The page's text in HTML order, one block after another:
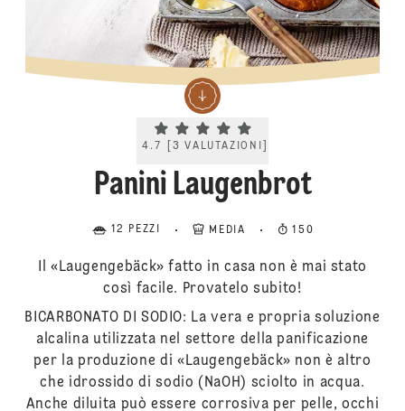
Current rating 4.7. Click to rate.
4.7 3 VALUTAZIONI
Panini Laugenbrot
12 PEZZI MEDIA 150
Il «Laugengebäck» fatto in casa non è mai stato
così facile. Provatelo subito!
BICARBONATO DI SODIO: La vera e propria soluzione
alcalina utilizzata nel settore della panificazione
per la produzione di «Laugengebäck» non è altro
che idrossido di sodio (NaOH) sciolto in acqua.
Anche diluita può essere corrosiva per pelle, occhi